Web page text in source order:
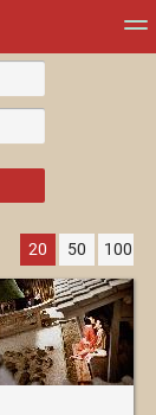
20 50 100